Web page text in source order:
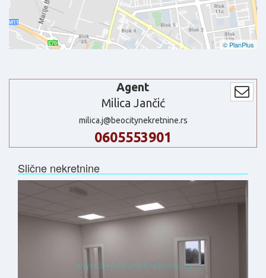
© PlanPlus
Agent
Milica Jančić
milica.j@beocitynekretnine.rs
0605553901
Slične nekretnine